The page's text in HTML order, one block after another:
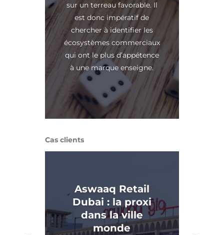
sur un terreau favorable. Il
est donc impératif de
chercher à identifier les
écosystèmes commerciaux
qui ont le plus d’appétence
à une marque enseigne.
Cas clients
Aswaaq Retail
Dubai : la proxi
dans la ville
monde